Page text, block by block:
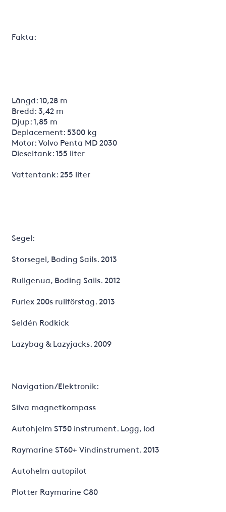
Fakta:
Längd: 10,28 m
Bredd: 3,42 m
Djup: 1,85 m
Deplacement: 5300 kg
Motor: Volvo Penta MD 2030
Dieseltank: 155 liter
Vattentank: 255 liter
Segel:
Storsegel, Boding Sails. 2013
Rullgenua, Boding Sails. 2012
Furlex 200s rullförstag. 2013
Seldén Rodkick
Lazybag & Lazyjacks. 2009
Navigation/Elektronik:
Silva magnetkompass
Autohjelm ST50 instrument. Logg, lod
Raymarine ST60+ Vindinstrument. 2013
Autohelm autopilot
Plotter Raymarine C80